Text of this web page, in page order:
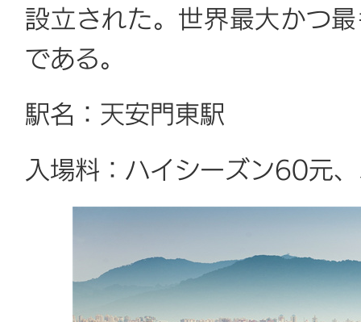
設立された。世界最大かつ
である。
駅名：天安門東駅
入場料：ハイシーズン60元